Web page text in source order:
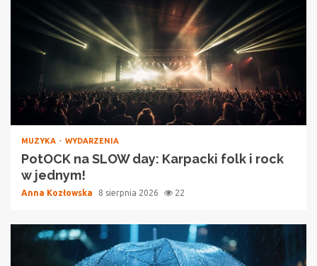
MUZYKA WYDARZENIA
PotOCK na SLOW day: Karpacki folk i rock
w jednym!
Anna Kozłowska 8 sierpnia 2026 22